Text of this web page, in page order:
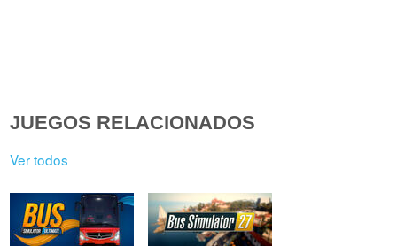
JUEGOS RELACIONADOS
Ver todos